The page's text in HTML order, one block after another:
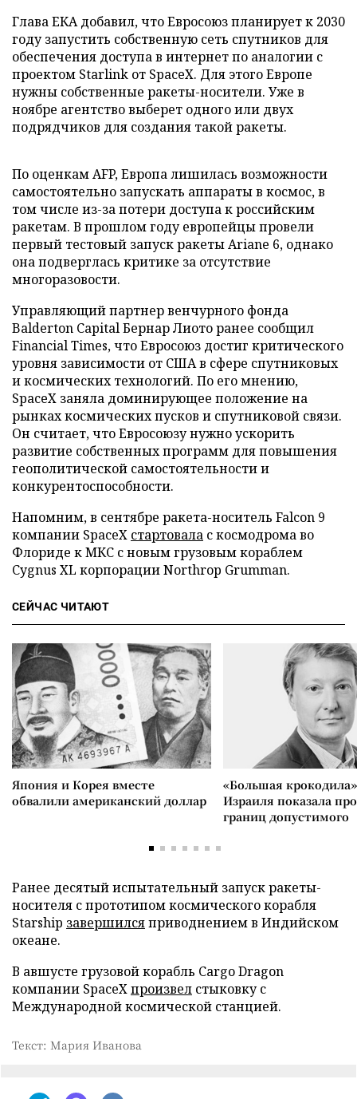
Глава ЕКА добавил, что Евросоюз планирует к 2030
году запустить собственную сеть спутников для
обеспечения доступа в интернет по аналогии с
проектом Starlink от SpaceX. Для этого Европе
нужны собственные ракеты-носители. Уже в
ноябре агентство выберет одного или двух
подрядчиков для создания такой ракеты.
По оценкам AFP, Европа лишилась возможности
самостоятельно запускать аппараты в космос, в
том числе из-за потери доступа к российским
ракетам. В прошлом году европейцы провели
первый тестовый запуск ракеты Ariane 6, однако
она подверглась критике за отсутствие
многоразовости.
Управляющий партнер венчурного фонда
Balderton Capital Бернар Лиото ранее сообщил
Financial Times, что Евросоюз достиг критического
уровня зависимости от США в сфере спутниковых
и космических технологий. По его мнению,
SpaceX заняла доминирующее положение на
рынках космических пусков и спутниковой связи.
Он считает, что Евросоюзу нужно ускорить
развитие собственных программ для повышения
геополитической самостоятельности и
конкурентоспособности.
Напомним, в сентябре ракета-носитель Falcon 9
компании SpaceX стартовала с космодрома во
Флориде к МКС с новым грузовым кораблем
Cygnus XL корпорации Northrop Grumman.
СЕЙЧАС ЧИТАЮТ
Япония и Корея вместе
обвалили американский доллар
«Большая
Израиля показала
границ допустимого
Ранее десятый испытательный запуск ракеты-
носителя с прототипом космического корабля
Starship завершилсяприводнением в Индийском
океане.
В авшусте грузовой корабль Cargo Dragon
компании SpaceXпроизвел стыковку с
Международной космической станцией.
Текст: Мария Иванова